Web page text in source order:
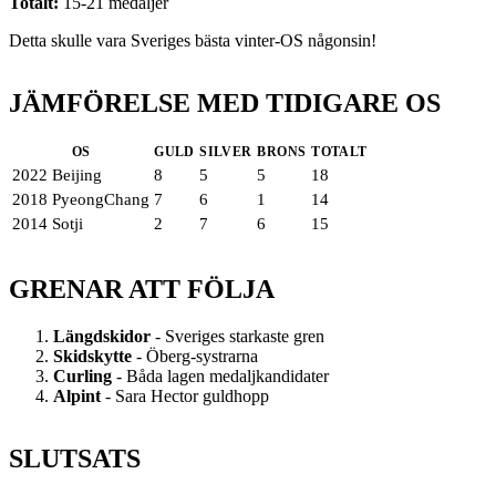
Detta skulle vara Sveriges bästa vinter-OS någonsin!
JÄMFÖRELSE MED TIDIGARE OS
OS GULD SILVER BRONS TOTALT
2022 Beijing 8 5 5
18
2018 PyeongChang 7 6 1
14
2014 Sotji
2 7 6 15
GRENAR ATT FÖLJA
Längdskidor - Sveriges starkaste gren
Skidskytte - Öberg-systrarna
Curling - Båda lagen medaljkandidater
Alpint - Sara Hector guldhopp
SLUTSATS